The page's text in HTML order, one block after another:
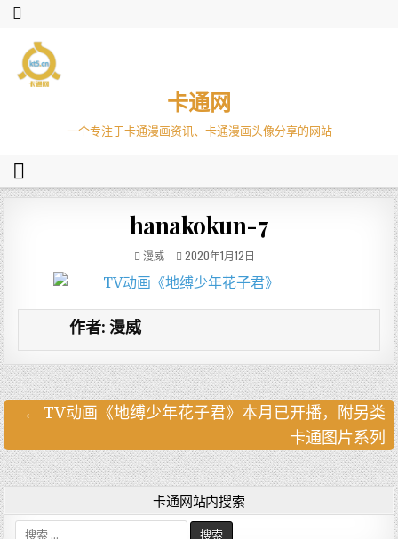
卡通网
一个专注于卡通漫画资讯、卡通漫画头像分享的网站
hanakokun-7
漫威 2020年1月12日
作者: 漫威
文
章
导
← TV动画《地缚少年花子君》本月已开播，附另类
卡通图片系列
卡通网站内搜索
搜